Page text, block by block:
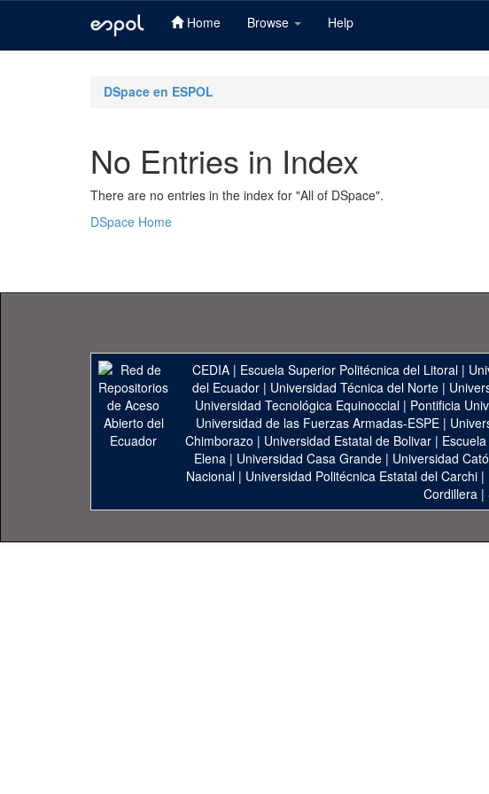
Home Browse Help
DSpace en ESPOL
No Entries in Index
There are no entries in the index for "All of DSpace".
DSpace Home
CEDIA | Escuela Superior Politécnica del Litoral |
del Ecuador| Universidad Técnica del Norte|
Universidad Tecnológica Equinoccial| Pontificia
Universidad de las Fuerzas Armadas-ESPE |
Chimborazo | Universidad Estatal de Bolivar|
Elena | Universidad Casa Grande | Universidad
Nacional | Universidad Politécnica Estatal del Carchi |
Cordillera|